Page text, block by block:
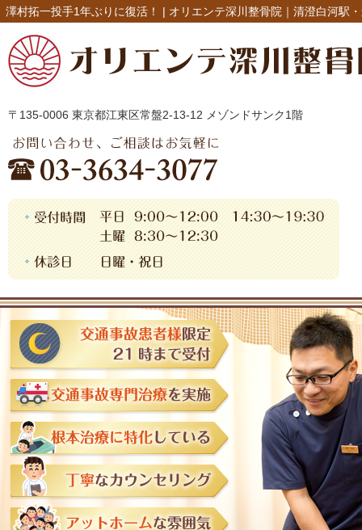
澤村拓一投手1年ぶりに復活！ | オリエンテ深川整骨院｜清澄白河駅
〒135-0006 東京都江東区常盤2-13-12 メゾンドサンク1階